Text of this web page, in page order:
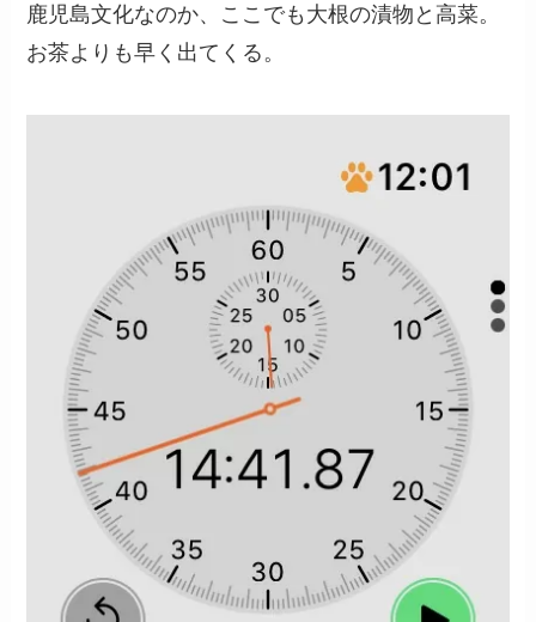
鹿児島文化なのか、ここでも大根の漬物と高菜。
お茶よりも早く出てくる。